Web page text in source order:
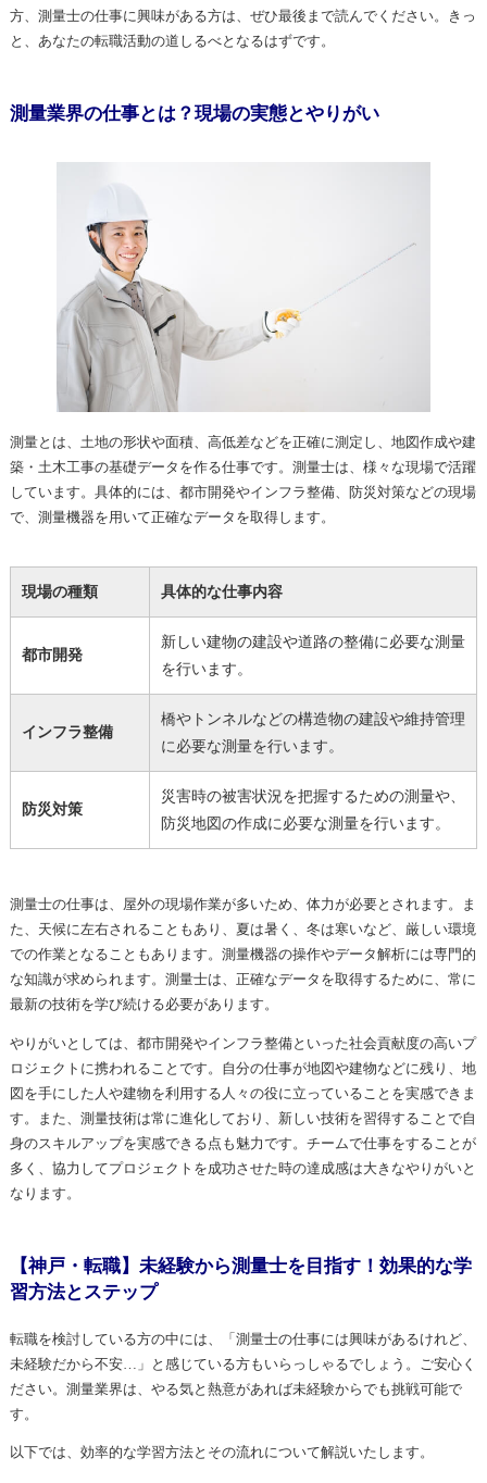
方、測量士の仕事に興味がある方は、ぜひ最後まで読んでください。きっ
と、あなたの転職活動の道しるべとなるはずです。
測量業界の仕事とは？現場の実態とやりがい
測量とは、土地の形状や面積、高低差などを正確に測定し、地図作成や建
築・土木工事の基礎データを作る仕事です。測量士は、様々な現場で活躍
しています。具体的には、都市開発やインフラ整備、防災対策などの現場
で、測量機器を用いて正確なデータを取得します。
現場の種類 具体的な仕事内容
都市開発
新しい建物の建設や道路の整備に必要な測量
を行います。
インフラ整備
橋やトンネルなどの構造物の建設や維持管理
に必要な測量を行います。
防災対策
災害時の被害状況を把握するための測量や、
防災地図の作成に必要な測量を行います。
測量士の仕事は、屋外の現場作業が多いため、体力が必要とされます。ま
た、天候に左右されることもあり、夏は暑く、冬は寒いなど、厳しい環境
での作業となることもあります。測量機器の操作やデータ解析には専門的
な知識が求められます。測量士は、正確なデータを取得するために、常に
最新の技術を学び続ける必要があります。
やりがいとしては、都市開発やインフラ整備といった社会貢献度の高いプ
ロジェクトに携われることです。自分の仕事が地図や建物などに残り、地
図を手にした人や建物を利用する人々の役に立っていることを実感できま
す。また、測量技術は常に進化しており、新しい技術を習得することで自
身のスキルアップを実感できる点も魅力です。チームで仕事をすることが
多く、協力してプロジェクトを成功させた時の達成感は大きなやりがいと
なります。
【神戸・転職】未経験から測量士を目指す！効果的な学
習方法とステップ
転職を検討している方の中には、「測量士の仕事には興味があるけれど、
未経験だから不安…」と感じている方もいらっしゃるでしょう。ご安心く
ださい。測量業界は、やる気と熱意があれば未経験からでも挑戦可能で
す。
以下では、効率的な学習方法とその流れについて解説いたします。